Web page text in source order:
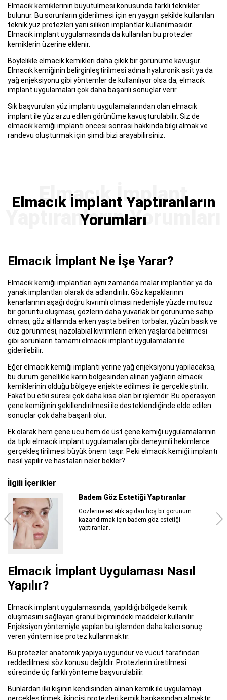
Elmacık kemiklerinin büyütülmesi konusunda farklı teknikler
bulunur. Bu sorunların giderilmesi için en yaygın şekilde kullanılan
teknik yüz protezleri yani silikon implantlar kullanılmasıdır.
Elmacık implant uygulamasında da kullanılan bu protezler
kemiklerin üzerine eklenir.
Böylelikle elmacık kemikleri daha çıkık bir görünüme kavuşur.
Elmacık kemiğinin belirginleştirilmesi adına hyaluronik asit ya da
yağ enjeksiyonu gibi yöntemler de kullanılıyor olsa da, elmacık
implant uygulamaları çok daha başarılı sonuçlar verir.
Sık başvurulan yüz implantı uygulamalarından olan elmacık
implant ile yüz arzu edilen görünüme kavuşturulabilir. Siz de
elmacık kemiği implantı öncesi sonrası hakkında bilgi almak ve
randevu oluşturmak için şimdi bizi arayabilirsiniz.
Elmacık İmplant Yaptıranların
Yorumları
Elmacık İmplant Ne İşe Yarar?
Elmacık kemiği implantları aynı zamanda malar implantlar ya da
yanak implantları olarak da adlandırılır. Göz kapaklarının
kenarlarının aşağı doğru kıvrımlı olması nedeniyle yüzde mutsuz
bir görüntü oluşması, gözlerin daha yuvarlak bir görünüme sahip
olması, göz altlarında erken yaşta beliren torbalar, yüzün basık ve
düz görünmesi, nazolabial kıvrımların erken yaşlarda belirmesi
gibi sorunların tamamı elmacık implant uygulamaları ile
giderilebilir.
Eğer elmacık kemiği implantı yerine yağ enjeksiyonu yapılacaksa,
bu durum genellikle karın bölgesinden alınan yağların elmacık
kemiklerinin olduğu bölgeye enjekte edilmesi ile gerçekleştirilir.
Fakat bu etki süresi çok daha kısa olan bir işlemdir. Bu operasyon
çene kemiğinin şekillendirilmesi ile desteklendiğinde elde edilen
sonuçlar çok daha başarılı olur.
Ek olarak hem çene ucu hem de üst çene kemiği uygulamalarının
da tıpkı elmacık implant uygulamaları gibi deneyimli hekimlerce
gerçekleştirilmesi büyük önem taşır. Peki elmacık kemiği implantı
nasıl yapılır ve hastaları neler bekler?
İlgili İçerikler
Badem Göz Estetiği Yaptıranlar
Gözlerine estetik açıdan hoş bir görünüm
kazandırmak için badem göz estetiği
yaptıranlar..
Elmacık İmplant Uygulaması Nasıl
Yapılır?
Elmacık implant uygulamasında, yapıldığı bölgede kemik
oluşmasını sağlayan granül biçimindeki maddeler kullanılır.
Enjeksiyon yöntemiyle yapılan bu işlemden daha kalıcı sonuç
veren yöntem ise protez kullanmaktır.
Bu protezler anatomik yapıya uygundur ve vücut tarafından
reddedilmesi söz konusu değildir. Protezlerin üretilmesi
sürecinde üç farklı yönteme başvurulabilir.
Bunlardan ilki kişinin kendisinden alınan kemik ile uygulamayı
gerçekleştirmek, ikincisi protezleri kemik bankasından almaktır.